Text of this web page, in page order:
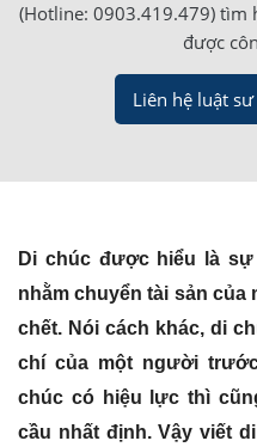
(Hotline: 0903.419.479) tìm
được
Liên hệ luật
Di chúc được hiểu là
nhằm chuyển tài sản
chết. Nói cách khác, di
chí của một người
chúc có hiệu lực thì
cầu nhất định. Vậy viết